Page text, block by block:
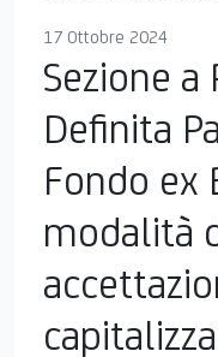
17 Ottobre 2024
Sezione a
Definita
Fondo ex
modalità